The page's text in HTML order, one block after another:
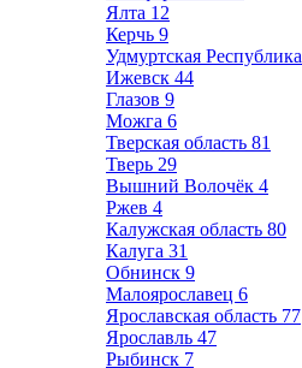
Ялта 12
Керчь 9
Удмуртская Республика
Ижевск 44
Глазов 9
Можга 6
Тверская область 81
Тверь 29
Вышний Волочёк 4
Ржев 4
Калужская область 80
Калуга 31
Обнинск 9
Малоярославец 6
Ярославская область 77
Ярославль 47
Рыбинск 7